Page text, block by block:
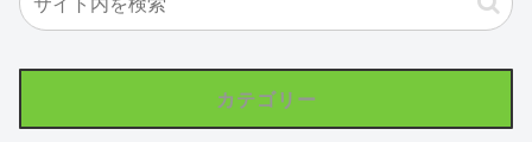
カテゴリー